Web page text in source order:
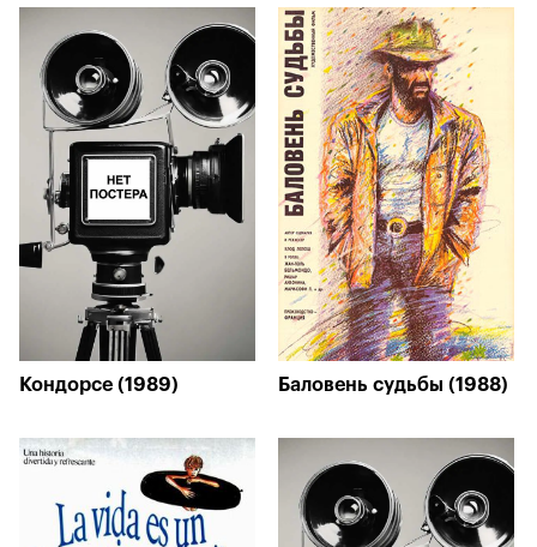
Кондорсе (1989) Баловень судьбы (1988)